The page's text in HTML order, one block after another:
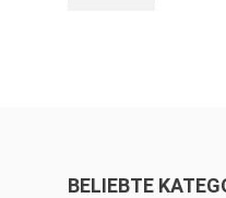
BELIEBTE